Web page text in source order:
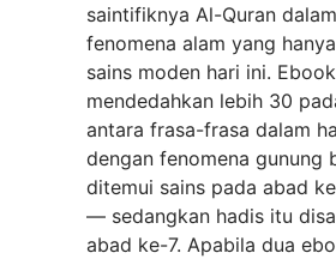
saintifiknya Al-Quran
fenomena alam yang
sains moden hari ini.
mendedahkan lebih 30
antara frasa-frasa dalam
dengan fenomena gunung
ditemui sains pada abad
— sedangkan hadis itu
abad ke-7. Apabila dua